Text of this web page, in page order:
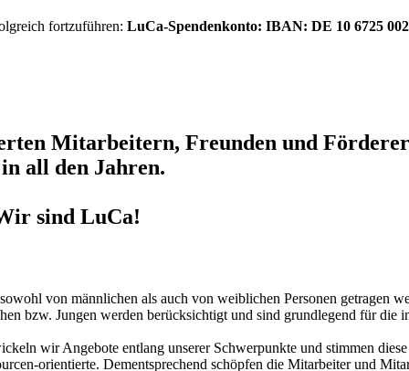
fortzuführen: LuCa-Spendenkonto: IBAN: DE 10 6725
Mitarbeitern, Freunden und
all den Jahren.
sind LuCa!
von männlichen als auch von weiblichen Personen getragen
bzw. Jungen werden berücksichtigt und sind grundlegend für die
wir Angebote entlang unserer Schwerpunkte und stimmen
orientierte. Dementsprechend schöpfen die Mitarbeiter und